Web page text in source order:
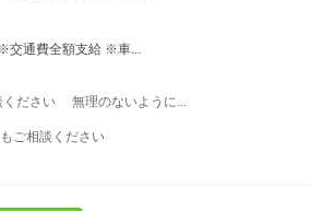
交通費全額支給 ※車...
ださい 無理のないように...
ご相談ください